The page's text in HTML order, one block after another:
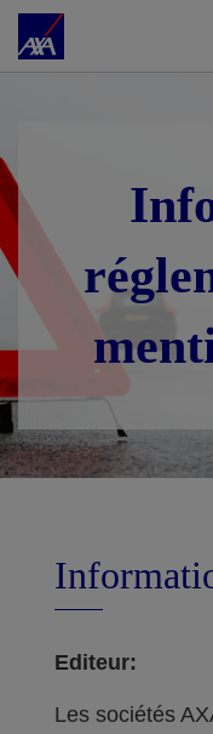
Accéder au Contenu
Editeur:
Les sociétés